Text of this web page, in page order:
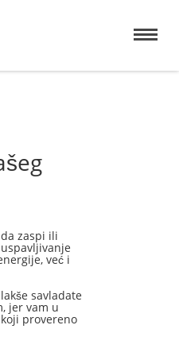
zaspi ili
već i
savladate
jer vam u
provereno